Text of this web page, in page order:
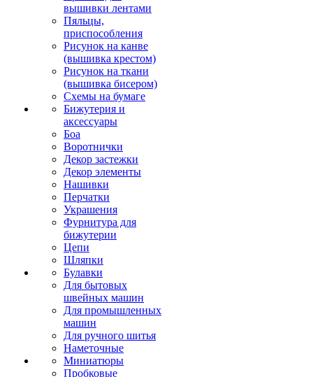
вышивки лентами
Пяльцы,
приспособления
Рисунок на канве
(вышивка крестом)
Рисунок на ткани
(вышивка бисером)
Схемы на бумаге
Бижутерия и
аксессуары
Боа
Воротнички
Декор застежки
Декор элементы
Нашивки
Перчатки
Украшения
Фурнитура для
бижутерии
Цепи
Шляпки
Булавки
Для бытовых
швейных машин
Для промышленных
машин
Для ручного шитья
Наметочные
Миниатюры
Пробковые